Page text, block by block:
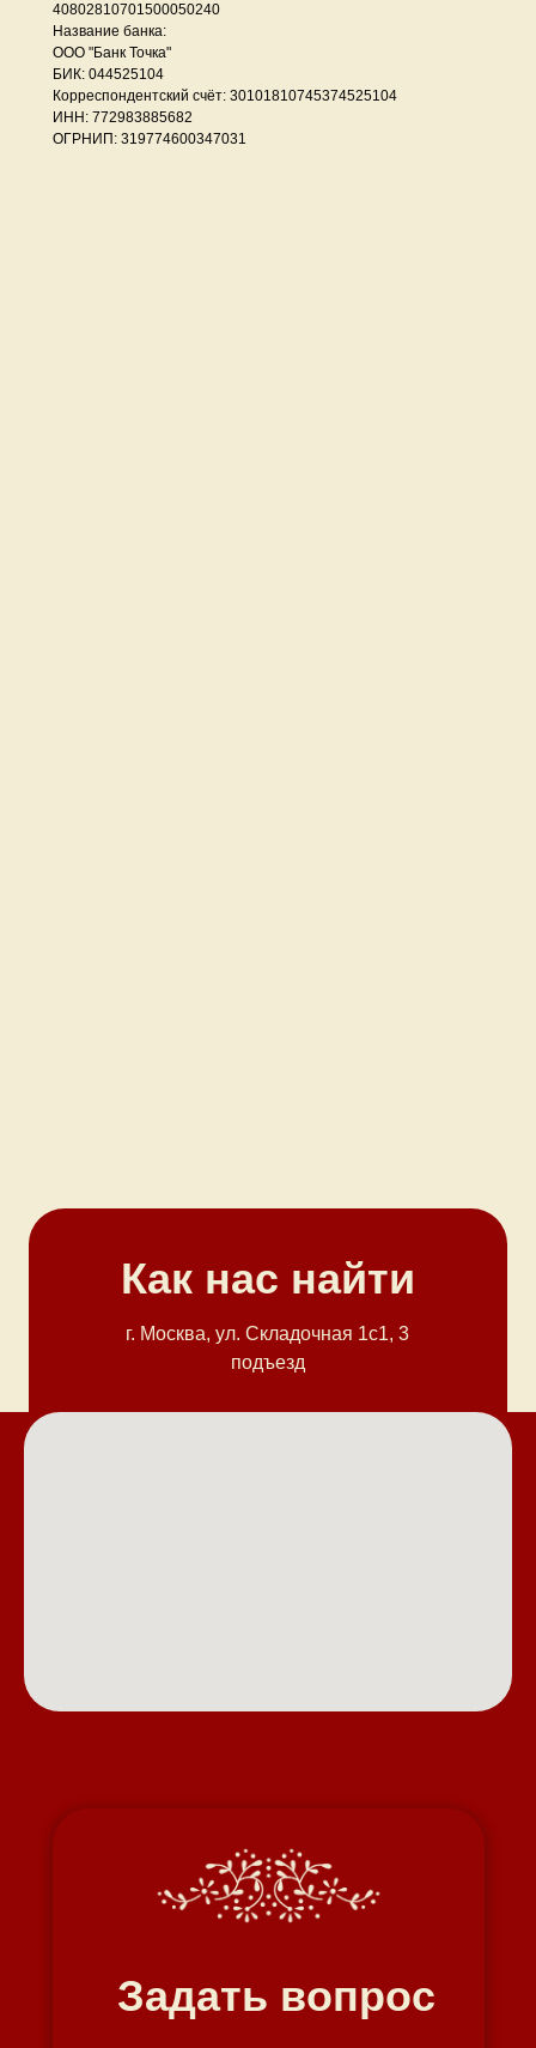
40802810701500050240
Название банка:
ООО "Банк Точка"
БИК: 044525104
Корреспондентский счёт: 30101810745374525104
ИНН: 772983885682
ОГРНИП: 319774600347031
г. Москва, ул. Cкладочная 1с1, 3
подъезд
Как нас найти
Задать вопрос